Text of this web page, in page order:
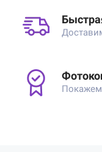
Покажем